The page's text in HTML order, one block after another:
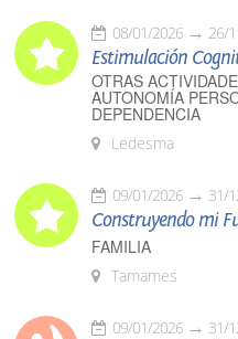
08/01/2026 26/
Estimulación
OTRAS
AUTONOMÍA
DEPENDENCIA
Ledesma
09/01/2026 31/
Construyendo mi
FAMILIA
Tamames
09/01/2026 31/